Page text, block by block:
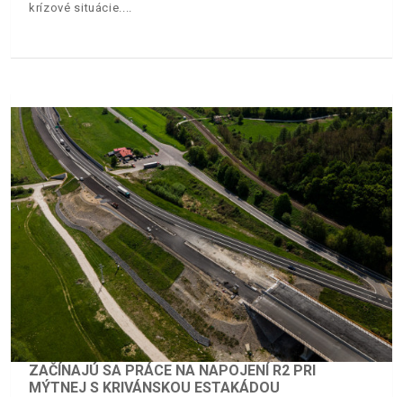
krízové situácie.
ZAČÍNAJÚ SA PRÁCE NA NAPOJENÍ R2 PRI
MÝTNEJ S KRIVÁNSKOU ESTAKÁDOU